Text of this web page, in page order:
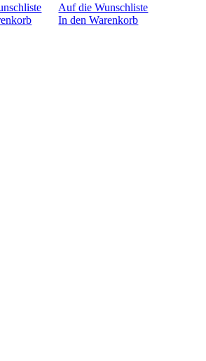
Auf die Wunschliste
In den Warenkorb